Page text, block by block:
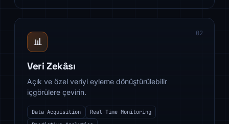
02
📊
Veri Zekâsı
Açık ve özel veriyi eyleme dönüştürülebilir
içgörülere çevirin.
Data Acquisition
Real-Time Monitoring